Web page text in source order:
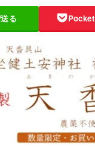
送る Pocket